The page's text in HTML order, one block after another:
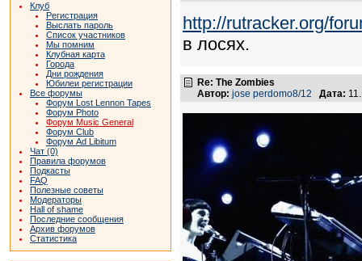
Клуб
Регистрация
Выслать пароль
Список участников
Мы помним
Клубная карта
Города
Дни рождения
Юбилеи регистрации
Все форумы
Форум Lost Lennon Tapes
Форум Photo
Форум Music General
Форум Club
Форум Ad Libitum
Чат (0)
Правила форумов
Подкасты
FAQ
Полезные советы
Модераторы
Hall of shame
Последние сообщения
Архив форумов
Статистика
http://rutracker.org/
в лосях.
Re: The Zombies
Автор: jose perdomo8/12 Дата: